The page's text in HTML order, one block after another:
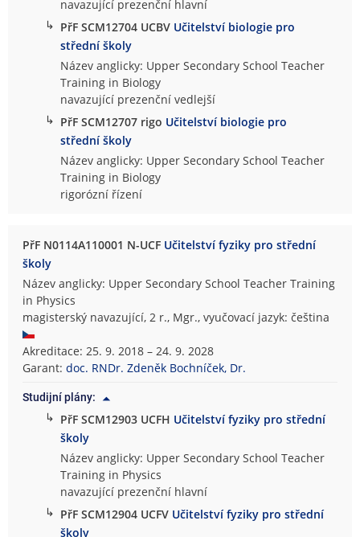
navazující prezenční hlavní
↳ PřF SCM12704 UCBV Učitelství biologie pro
střední školy
Název anglicky: Upper Secondary School Teacher
Training in Biology
navazující prezenční vedlejší
↳ PřF SCM12707 rigo Učitelství biologie pro
střední školy
Název anglicky: Upper Secondary School Teacher
Training in Biology
rigorózní řízení
PřF N0114A110001 N-UCF Učitelství fyziky pro střední
školy
Název anglicky: Upper Secondary School Teacher Training
in Physics
magisterský navazující, 2 r., Mgr., vyučovací jazyk: čeština
Akreditace: 25. 9. 2018 – 24. 9. 2028
Garant:doc. RNDr. Zdeněk Bochníček, Dr.
Studijní plány:
↳ PřF SCM12903 UCFH Učitelství fyziky pro střední
školy
Název anglicky: Upper Secondary School Teacher
Training in Physics
navazující prezenční hlavní
↳ PřF SCM12904 UCFV Učitelství fyziky pro střední
školy